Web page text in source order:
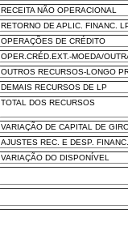
RECEITA NÃO OPERACIONAL
RETORNO DE APLIC. FINANC.
OPERAÇÕES DE CRÉDITO
OPER.CRÉD.EXT.-MOEDA/
OUTROS RECURSOS-LONGO
DEMAIS RECURSOS DE LP
TOTAL DOS RECURSOS
VARIAÇÃO DE CAPITAL DE
AJUSTES REC. E DESP. FINANC.
VARIAÇÃO DO DISPONÍVEL